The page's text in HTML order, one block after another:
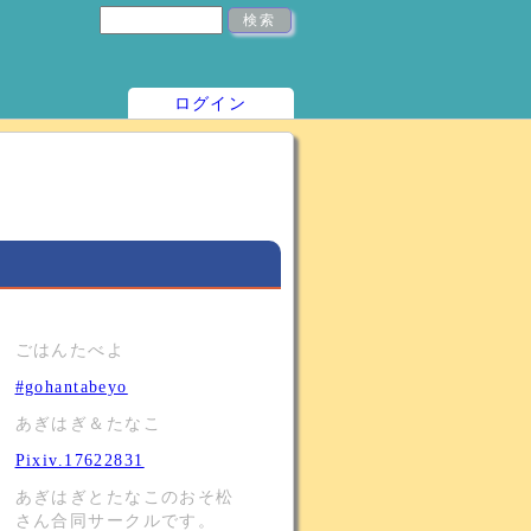
ログイン
ごはんたべよ
#gohantabeyo
あぎはぎ＆たなこ
Pixiv.17622831
あぎはぎとたなこのおそ松
さん合同サークルです。